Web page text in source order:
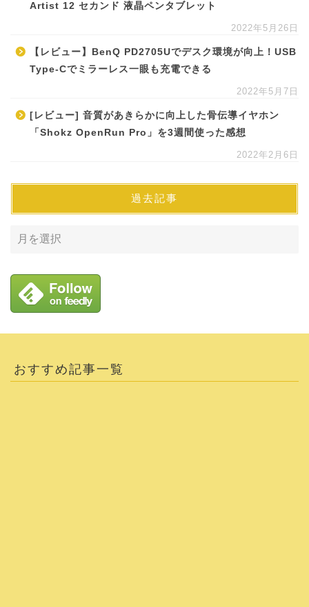
Artist 12 セカンド 液晶ペンタブレット
2022年5月26日
【レビュー】BenQ PD2705Uでデスク環境が向上！USB
Type-Cでミラーレス一眼も充電できる
2022年5月7日
[レビュー] 音質があきらかに向上した骨伝導イヤホン
「Shokz OpenRun Pro」を3週間使った感想
2022年2月6日
過去記事
おすすめ記事一覧